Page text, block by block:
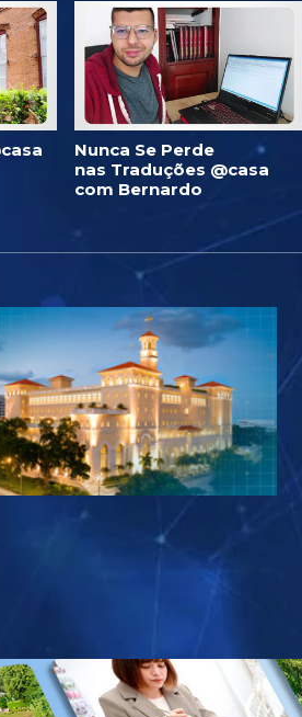
Nunca Se Perde
nas Traduções @casa
com Bernardo